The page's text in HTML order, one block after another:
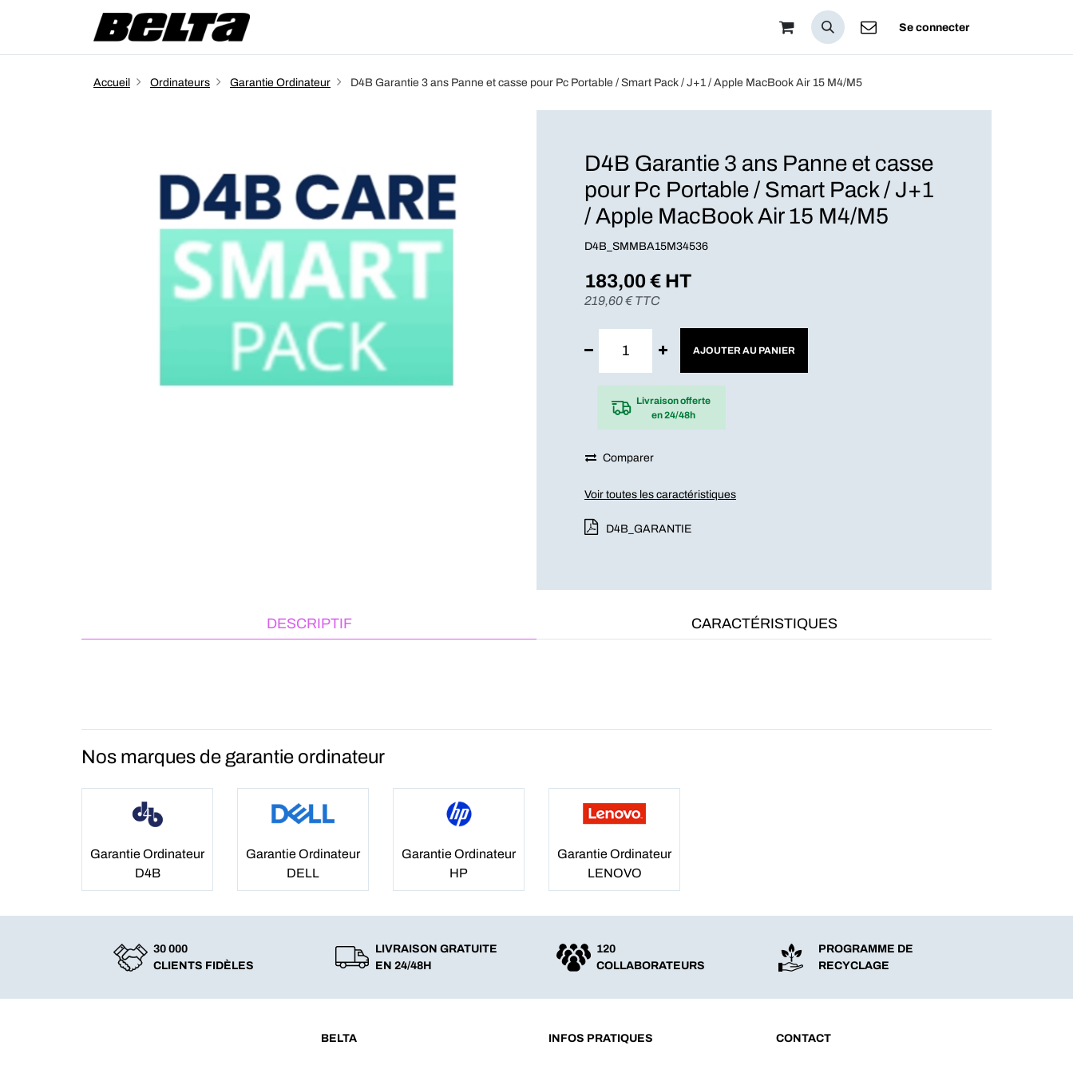
Se connecter
Accueil Ordinateurs Garantie Ordinateur D4B Garantie 3 ans Panne et casse pour Pc Portable / Smart Pack / J+1 / Apple MacBook Air 15 M4/M5
D4B Garantie 3 ans Panne et casse
pour Pc Portable / Smart Pack / J+1
/ Apple MacBook Air 15 M4/M5
D4B_SMMBA15M34536
183,00€ HT
219,60€ TTC
AJOUTER AU PANIER
Livraison offerte
en 24/48h
Comparer
Voir toutes les caractéristiques
D4B_GARANTIE
DESCRIPTIF CARACTÉRISTIQUES
Nos marques de garantie ordinateur
Garantie Ordinateur
D4B
Garantie Ordinateur
DELL
Garantie Ordinateur
HP
Garantie Ordinateur
LENOVO
30 000
CLIENTS FIDÈLES
LIVRAISON GRATUITE
EN 24/48H
120
COLLABORATEURS
PROGRAMME DE
RECYCLAGE
BELTA INFOS PRATIQUES CONTACT